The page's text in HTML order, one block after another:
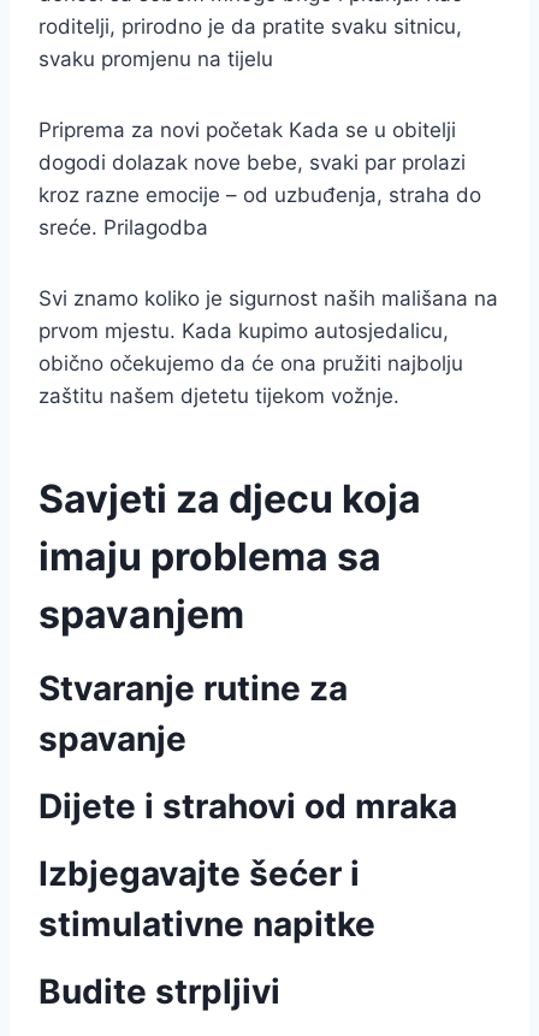
roditelji, prirodno je da pratite svaku sitnicu,
svaku promjenu na tijelu
Priprema za novi početak Kada se u obitelji
dogodi dolazak nove bebe, svaki par prolazi
kroz razne emocije – od uzbuđenja, straha do
sreće. Prilagodba
Svi znamo koliko je sigurnost naših mališana na
prvom mjestu. Kada kupimo autosjedalicu,
obično očekujemo da će ona pružiti najbolju
zaštitu našem djetetu tijekom vožnje.
Savjeti za djecu koja
imaju problema sa
spavanjem
Stvaranje rutine za
spavanje
Dijete i strahovi od mraka
Izbjegavajte šećer i
stimulativne napitke
Budite strpljivi